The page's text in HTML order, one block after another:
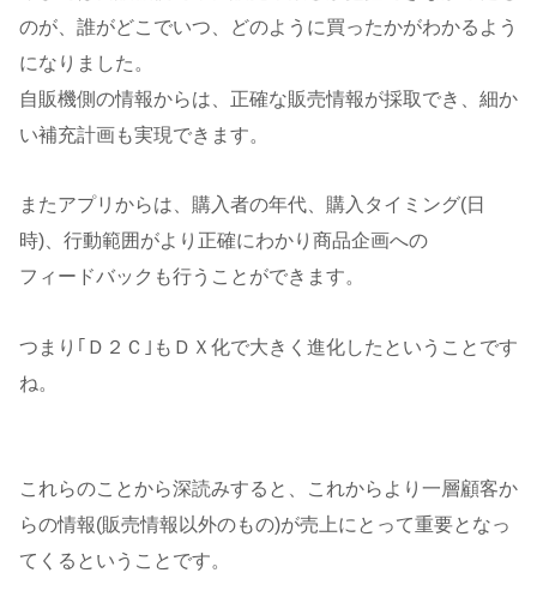
のが、誰がどこでいつ、どのように買ったかがわかるよう
になりました。
自販機側の情報からは、正確な販売情報が採取でき、細か
い補充計画も実現できます。
またアプリからは、購入者の年代、購入タイミング(日
時)、行動範囲がより正確にわかり商品企画への
フィードバックも行うことができます。
つまり｢Ｄ２Ｃ｣もＤＸ化で大きく進化したということです
ね。
これらのことから深読みすると、これからより一層顧客か
らの情報(販売情報以外のもの)が売上にとって重要となっ
てくるということです。